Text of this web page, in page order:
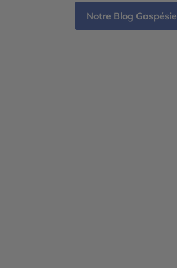
une expérience liée à la saison : […]
Notre Blog Gaspésie